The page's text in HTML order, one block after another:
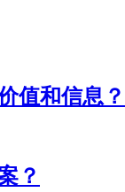
值和信息？
？